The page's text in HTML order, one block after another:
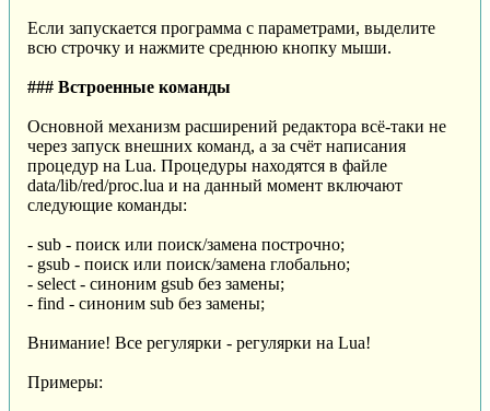
Если запускается программа с параметрами, выделите
всю строчку и нажмите среднюю кнопку мыши.
### Встроенные команды
Основной механизм расширений редактора всё-таки не
через запуск внешних команд, а за счёт написания
процедур на Lua. Процедуры находятся в файле
data/lib/red/proc.lua и на данный момент включают
следующие команды:
- sub - поиск или поиск/замена построчно;
- gsub - поиск или поиск/замена глобально;
- select - синоним gsub без замены;
- find - синоним sub без замены;
Внимание! Все регулярки - регулярки на Lua!
Примеры: